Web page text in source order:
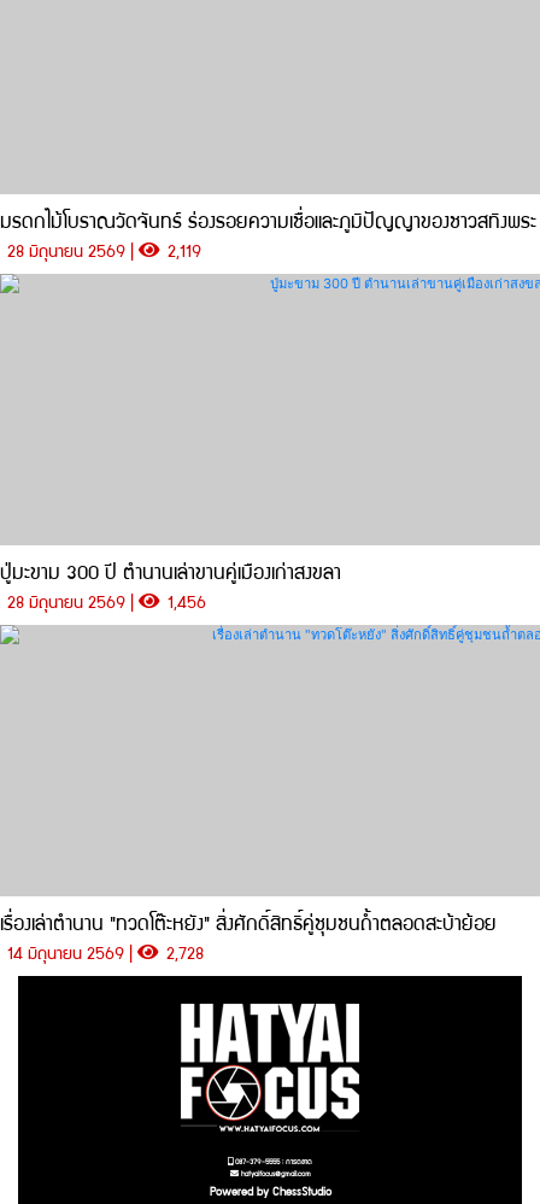
มรดกไม้โบราณวัดจันทร์ ร่องรอยความเชื่อและภูมิปัญญาของชาวสทิงพระ
28 มิถุนายน 2569 | 2,119
ปู่มะขาม 300 ปี ตำนานเล่าขานคู่เมืองเก่าสงขลา
28 มิถุนายน 2569 | 1,456
เรื่องเล่าตำนาน "ทวดโต๊ะหยัง" สิ่งศักดิ์สิทธิ์คู่ชุมชนถ้ำตลอดสะบ้าย้อย
14 มิถุนายน 2569 | 2,728
087-379-5555 : การตลาด
hatyaifocus@gmail.com
Powered by ChessStudio